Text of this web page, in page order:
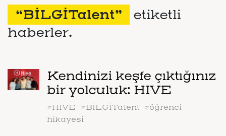
“BİLGİTalent”
etiketli
haberler.
Kendinizi keşfe çıktığınız
bir yolculuk: HIVE
#HIVE #BİLGİTalent #öğrenci
hikayesi